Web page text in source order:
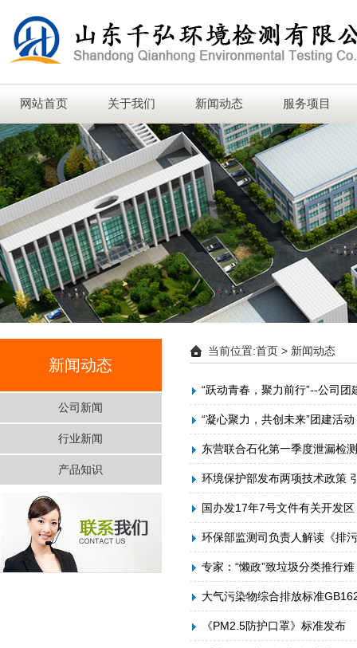
网站首页 关于我们 新闻动态 服务项目
当前位置:首页 > 新闻动态
“跃动青春，聚力前行”--公司团
“凝心聚力，共创未来”团建活动
东营联合石化第一季度泄漏检
环境保护部发布两项技术政策
国办发17年7号文件有关开发
环保部监测司负责人解读《排
专家：“懒政”致垃圾分类推行
大气污染物综合排放标准
《PM2.5防护口罩》标准发布
新闻动态
公司新闻
行业新闻
产品知识